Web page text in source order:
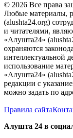
© 2026 Все права
Любые материалы,
(alushta24.org)
и читателями,
«Алушта24»
охраняются
интеллектуальной
использование
«Алушта24»
редакции с
можно задать по
Правила сайта
Алушта 24 в